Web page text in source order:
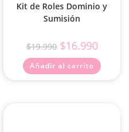
Kit de Roles Dominio y
Sumisión
$19.990 $16.990
Añadir al carrito